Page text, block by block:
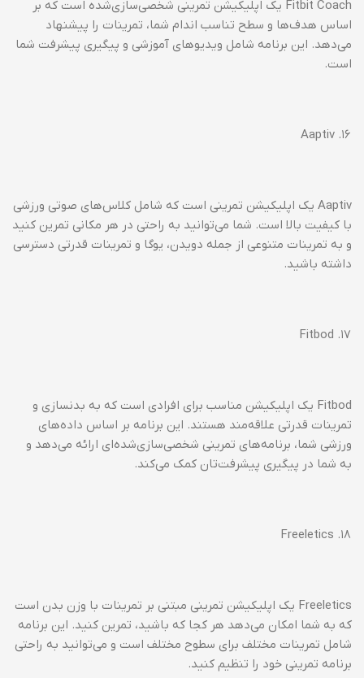
Fitbit Coach یک اپلیکیشن تمرینی شخصی‌سازی‌شده است که بر
اساس هدف‌ها و سطح تناسب اندام شما، تمرینات را پیشنهاد
می‌دهد. این برنامه شامل ویدیوهای آموزشی و پیگیری پیشرفت شما
است.
Aaptiv یک اپلیکیشن تمرینی است که شامل کلاس‌های صوتی ورزشی
با کیفیت بالا است. شما می‌توانید به راحتی در هر مکانی تمرین کنید
و به تمرینات متنوعی از جمله دویدن، یوگا و تمرینات قدرتی دسترسی
داشته باشید.
Fitbod یک اپلیکیشن مناسب برای افرادی است که به بدنسازی و
تمرینات قدرتی علاقه‌مند هستند. این برنامه بر اساس داده‌های
ورزشی شما، برنامه‌های تمرینی شخصی‌سازی‌شده‌ای ارائه می‌دهد و
به شما در پیگیری پیشرفت‌تان کمک می‌کند.
Freeletics یک اپلیکیشن تمرینی مبتنی بر تمرینات با وزن بدن است
که به شما امکان می‌دهد هر کجا که باشید، تمرین کنید. این برنامه
شامل تمرینات مختلف برای سطوح مختلف است و می‌توانید به راحتی
برنامه تمرینی خود را تنظیم کنید.